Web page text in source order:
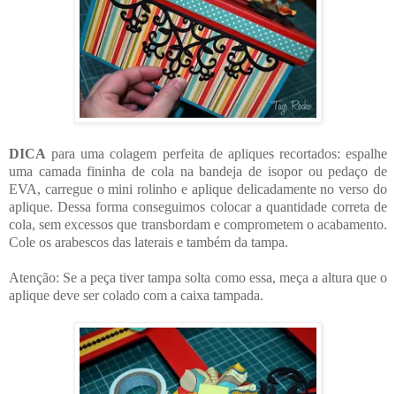
DICA para uma colagem perfeita de apliques recortados: espalhe
uma camada fininha de cola na bandeja de isopor ou pedaço de
EVA, carregue o mini rolinho e aplique delicadamente no verso do
aplique. Dessa forma conseguimos colocar a quantidade correta de
cola, sem excessos que transbordam e comprometem o acabamento.
Cole os arabescos das laterais e também da tampa.
Atenção: Se a peça tiver tampa solta como essa, meça a altura que o
aplique deve ser colado com a caixa tampada.